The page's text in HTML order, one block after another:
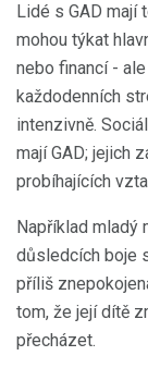
Lidé s GAD mají
mohou týkat
nebo financí -
každodenních
intenzivně.
mají GAD; jejich
probíhajících
Například mladý
důsledcích boje
příliš
tom, že její dítě
přecházet.